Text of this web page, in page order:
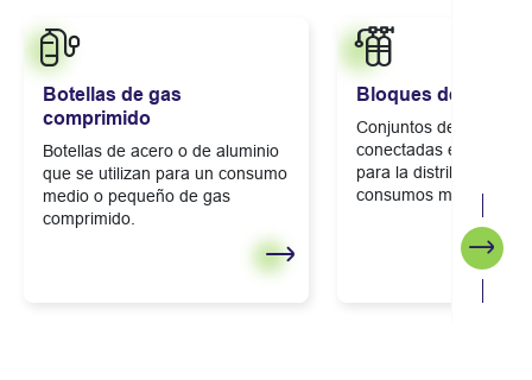
Botellas de gas
comprimido
Botellas de acero o de aluminio
que se utilizan para un consumo
medio o pequeño de gas
comprimido.
Bloques de
Conjuntos de botellas
conectadas entre sí
para la distribución de
consumos medios-